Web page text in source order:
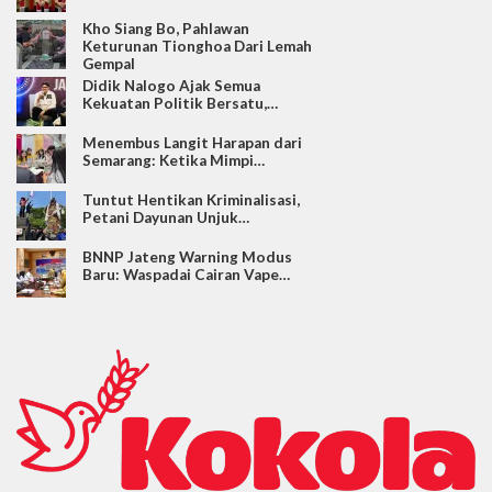
Kho Siang Bo, Pahlawan
Keturunan Tionghoa Dari Lemah
Gempal
Didik Nalogo Ajak Semua
Kekuatan Politik Bersatu,…
Menembus Langit Harapan dari
Semarang: Ketika Mimpi…
Tuntut Hentikan Kriminalisasi,
Petani Dayunan Unjuk…
BNNP Jateng Warning Modus
Baru: Waspadai Cairan Vape…